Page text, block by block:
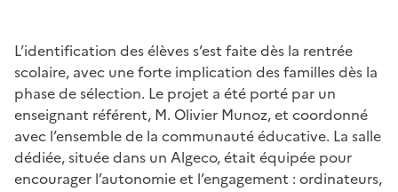
L’identification des élèves s’est faite dès la rentrée
scolaire, avec une forte implication des familles dès la
phase de sélection. Le projet a été porté par un
enseignant référent, M. Olivier Munoz, et coordonné
avec l’ensemble de la communauté éducative. La salle
dédiée, située dans un Algeco, était équipée pour
encourager l’autonomie et l’engagement : ordinateurs,